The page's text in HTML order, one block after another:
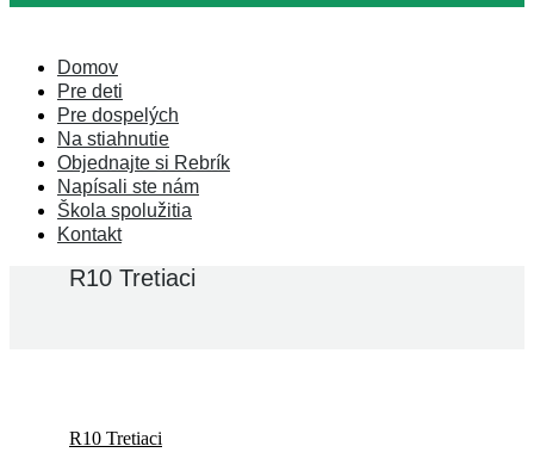
Domov
Pre deti
Pre dospelých
Na stiahnutie
Objednajte si Rebrík
Napísali ste nám
Škola spolužitia
Kontakt
R10 Tretiaci
R10 Tretiaci